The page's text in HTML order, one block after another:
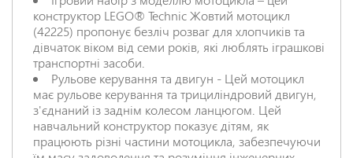
конструктор LEGO® Technic Жовтий мотоцикл
(42225) пропонує безліч розваг для хлопчиків та
дівчаток віком від семи років, які люблять іграшкові
транспортні засоби.
Рульове керування та двигун - Цей мотоцикл
має рульове керування та трициліндровий двигун,
з'єднаний із заднім колесом ланцюгом. Цей
навчальний конструктор показує дітям, як
працюють різні частини мотоцикла, забезпечуючи